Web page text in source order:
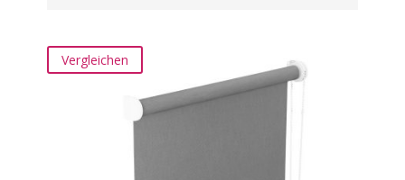
Vergleichen